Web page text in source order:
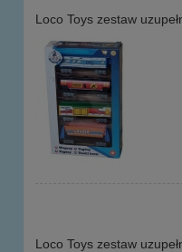
Loco Toys zestaw
Loco Toys zestaw